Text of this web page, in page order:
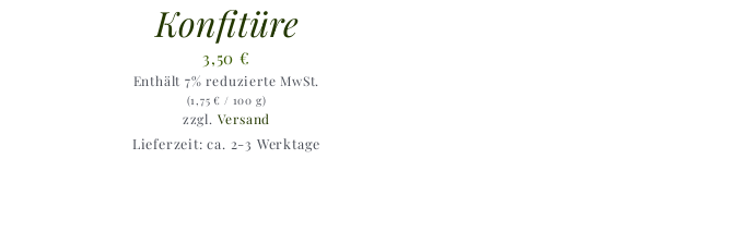
Konfitüre
3,50€
Enthält 7% reduzierte MwSt.
(1,75€ / 100 g)
zzgl. Versand
Lieferzeit: ca. 2-3 Werktage